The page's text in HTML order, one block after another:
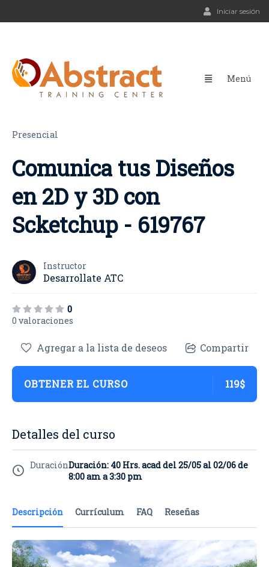
Iniciar sesión
Presencial
Comunica tus Diseños
en 2D y 3D con
Scketchup - 619767
Instructor
Desarrollate ATC
0
0 valoraciones
Descripción Currículum FAQ Reseñas
Agregar a la lista de deseos Compartir
OBTENER EL CURSO 119$
Detalles del curso
DuraciónDuración: 40 Hrs. acad del 25/05 al 02/06 de
8:00 am a 3:30 pm